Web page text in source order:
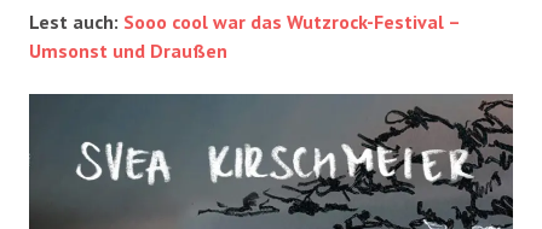
Lest auch: Sooo cool war das Wutzrock-Festival –
Umsonst und Draußen